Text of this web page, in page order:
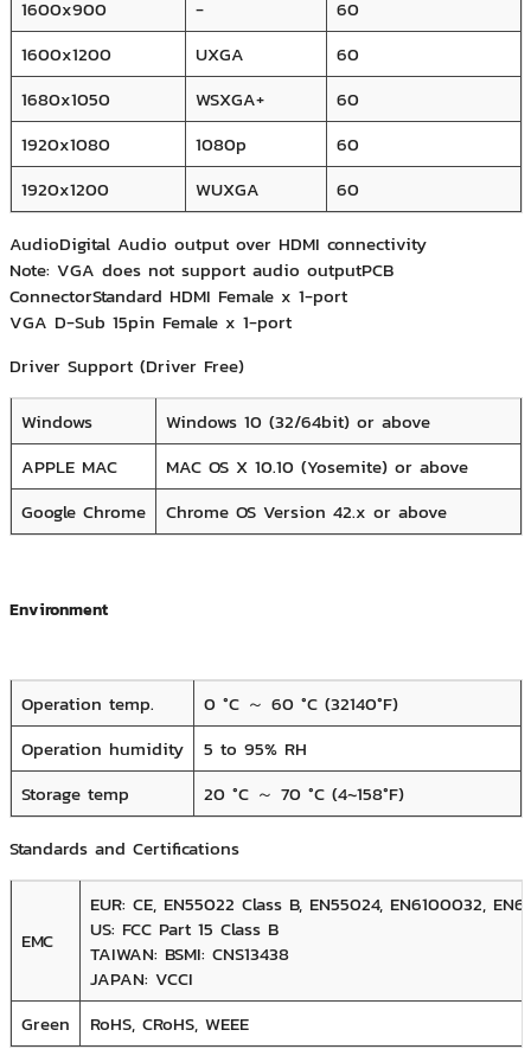
1600x900 -
60
1600x1200
UXGA
60
1680x1050
WSXGA+
60
1920x1080
1080p
60
1920x1200
WUXGA
60
AudioDigital Audio output over HDMI connectivity
Note: VGA does not support audio outputPCB
ConnectorStandard HDMI Female x 1-­port
VGA D­-Sub 15­pin Female x 1-­port
Driver Support (Driver Free)
Windows
Windows 10 (32/64­bit) or above
APPLE MAC
MAC OS X 10.10 (Yosemite) or above
Google Chrome
Chrome OS Version 42.x or above
Environment
Operation temp.
0 °C ～ 60 °C (32­140°F)
Operation humidity
5 to 95% RH
Storage temp
20 °C ～ 70 °C (­4~158°F)
Standards and Certifications
EMC
EUR: CE, EN55022 Class B, EN55024, EN61000­3­2,
US: FCC Part 15 Class B
TAIWAN: BSMI: CNS13438
JAPAN: VCCI
Green
RoHS, CRoHS, WEEE